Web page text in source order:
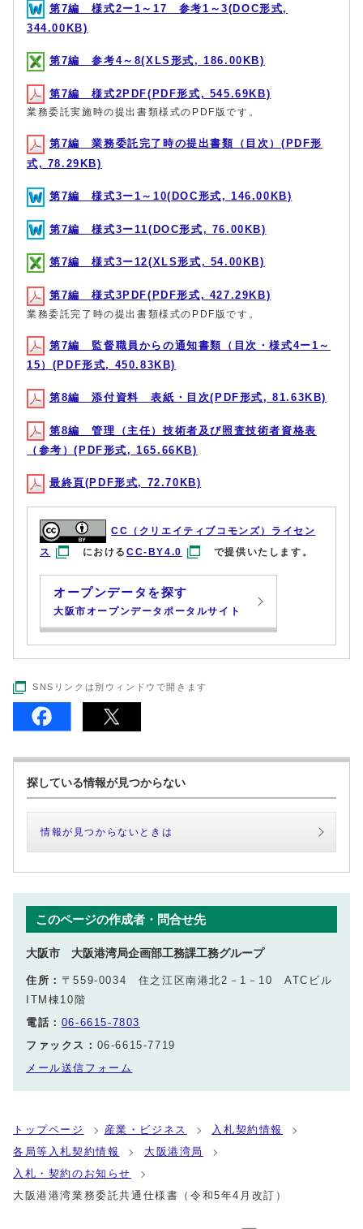
第7編 様式2ー1～17 参考1～3(DOC形式,
344.00KB)
第7編 参考4～8(XLS形式, 186.00KB)
第7編 様式2PDF(PDF形式, 545.69KB)
業務委託実施時の提出書類様式のPDF版です。
第7編 業務委託完了時の提出書類（目次）(PDF形
式, 78.29KB)
第7編 様式3ー1～10(DOC形式, 146.00KB)
第7編 様式3ー11(DOC形式, 76.00KB)
第7編 様式3ー12(XLS形式, 54.00KB)
第7編 様式3PDF(PDF形式, 427.29KB)
業務委託完了時の提出書類様式のPDF版です。
第7編 監督職員からの通知書類（目次・様式4ー1～
15）(PDF形式, 450.83KB)
第8編 添付資料 表紙・目次(PDF形式, 81.63KB)
第8編 管理（主任）技術者及び照査技術者資格表
（参考）(PDF形式, 165.66KB)
最終頁(PDF形式, 72.70KB)
CC（クリエイティブコモンズ）ライセン
ス
におけるCC-BY4.0 で提供いたします。
オープンデータを探す
大阪市オープンデータポータルサイト
SNSリンクは別ウィンドウで開きます
探している情報が見つからない
情報が見つからないときは
このページの作成者・問合せ先
大阪市 大阪港湾局企画部工務課工務グループ
住所： 〒559-0034 住之江区南港北2－1－10 ATCビル
ITM棟10階
電話： 06-6615-7803
ファックス： 06-6615-7719
メール送信フォーム
トップページ 産業・ビジネス
入札契約情報
各局等入札契約情報
大阪港湾局
入札・契約のお知らせ
大阪港港湾業務委託共通仕様書（令和5年4月改訂）